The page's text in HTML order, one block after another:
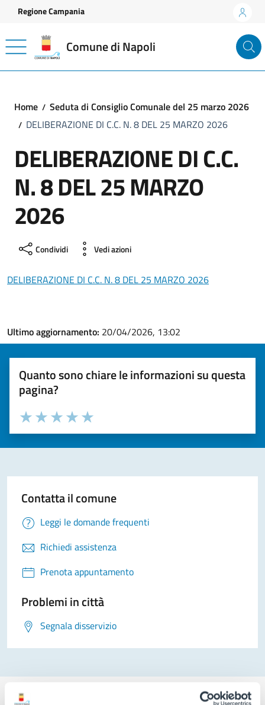
Vai ai contenuti
Vai al footer
Regione Campania
Comune di Napoli
Home
Seduta di Consiglio Comunale del 25 marzo 2026
DELIBERAZIONE DI C.C. N. 8 DEL 25 MARZO 2026
DELIBERAZIONE DI C.C.
N. 8 DEL 25 MARZO
2026
Condividi Vedi azioni
DELIBERAZIONE DI C.C. N. 8 DEL 25 MARZO 2026
Ultimo aggiornamento: 20/04/2026, 13:02
Quanto sono chiare le informazioni su questa
pagina?
Valuta la chiarezza delle informazioni (da 1 a 5 stelle)
Seleziona il numero di stelle per valutare la chiarezza delle
Valuta 5 stelle su 5
Valuta 4 stelle su 5
Valuta 3 stelle su 5
Valuta 2 stelle su 5
Valuta 1 stelle su 5
Contatta il comune
Leggi le domande frequenti
Richiedi assistenza
Prenota appuntamento
Problemi in città
Segnala disservizio